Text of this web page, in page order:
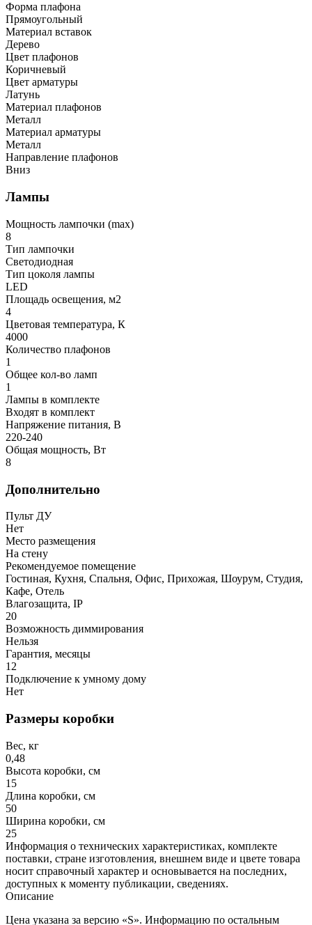
Форма плафона
Прямоугольный
Материал вставок
Дерево
Цвет плафонов
Коричневый
Цвет арматуры
Латунь
Материал плафонов
Металл
Материал арматуры
Металл
Направление плафонов
Вниз
Лампы
Мощность лампочки (max)
8
Тип лампочки
Светодиодная
Тип цоколя лампы
LED
Площадь освещения, м2
4
Цветовая температура, К
4000
Количество плафонов
1
Общее кол-во ламп
1
Лампы в комплекте
Входят в комплект
Напряжение питания, В
220-240
Общая мощность, Вт
8
Дополнительно
Пульт ДУ
Нет
Место размещения
На стену
Рекомендуемое помещение
Гостиная, Кухня, Спальня, Офис, Прихожая, Шоурум, Студия,
Кафе, Отель
Влагозащита, IP
20
Возможность диммирования
Нельзя
Гарантия, месяцы
12
Подключение к умному дому
Нет
Размеры коробки
Вес, кг
0,48
Высота коробки, см
15
Длина коробки, см
50
Ширина коробки, см
25
Информация о технических характеристиках, комплекте
поставки, стране изготовления, внешнем виде и цвете товара
носит справочный характер и основывается на последних,
доступных к моменту публикации, сведениях.
Описание
Цена указана за версию «S». Информацию по остальным